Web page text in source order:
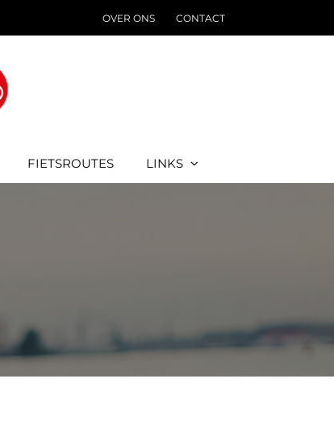
OVER ONS CONTACT
FIETSROUTES LINKS